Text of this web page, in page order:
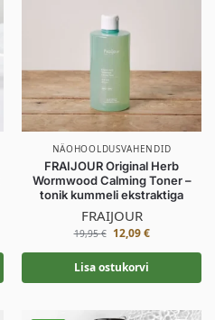
NÄOHOOLDUSVAHENDID
FRAIJOUR Original Herb
Wormwood Calming Toner –
tonik kummeli ekstraktiga
FRAIJOUR
19,95€ 12,09€
Lisa ostukorvi